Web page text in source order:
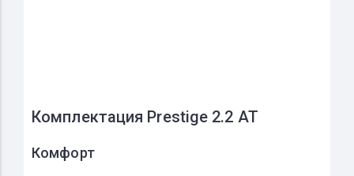
Комплектация Prestige 2.2 AT
Комфорт